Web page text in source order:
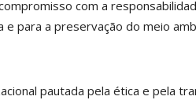
com a
para a preservação do meio
pautada pela ética e pela